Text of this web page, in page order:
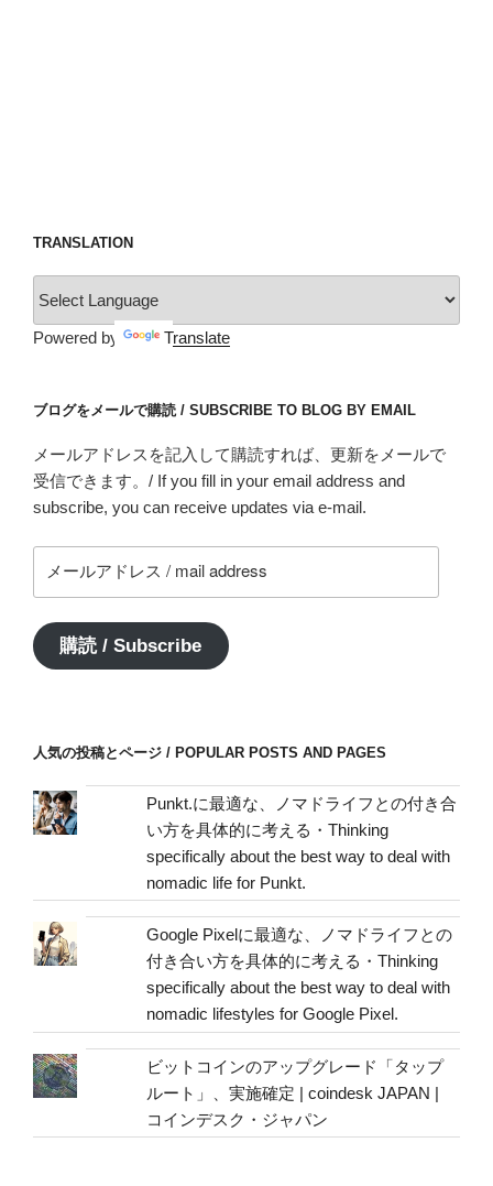
TRANSLATION
Powered by Translate
ブログをメールで購読 / SUBSCRIBE TO BLOG BY EMAIL
メールアドレスを記入して購読すれば、更新をメールで
受信できます。/ If you fill in your email address and
subscribe, you can receive updates via e-mail.
ー
ア
ド
address
購読 / Subscribe
人気の投稿とページ / POPULAR POSTS AND PAGES
Punkt.に最適な、ノマドライフとの付き合
い方を具体的に考える・Thinking
specifically about the best way to deal with
nomadic life for Punkt.
Google Pixelに最適な、ノマドライフとの
付き合い方を具体的に考える・Thinking
specifically about the best way to deal with
nomadic lifestyles for Google Pixel.
ビットコインのアップグレード「タップ
ルート」、実施確定 | coindesk JAPAN |
コインデスク・ジャパン